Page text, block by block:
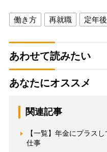
働き方 再就職 定年後
あわせて読みたい
あなたにオススメ
関連記事
【一覧】年金にプラス
仕事